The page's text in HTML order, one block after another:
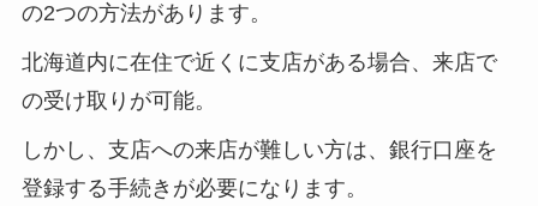
の2つの方法があります。
北海道内に在住で近くに支店がある場合、来店で
の受け取りが可能。
しかし、支店への来店が難しい方は、銀行口座を
登録する手続きが必要になります。